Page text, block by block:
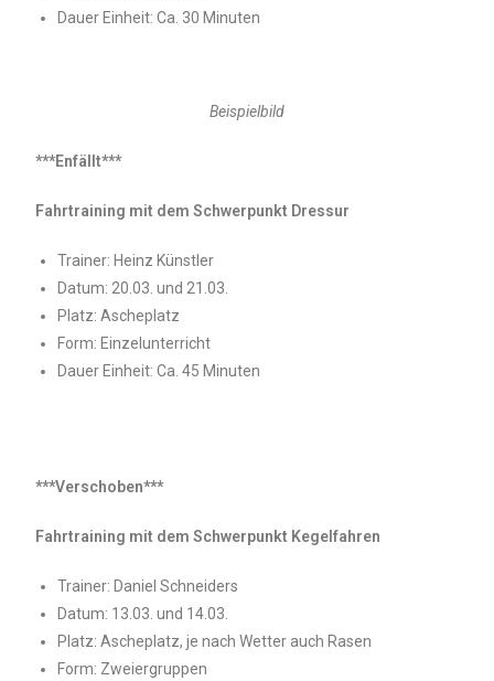
Dauer Einheit: Ca. 30 Minuten
Beispielbild
***Enfällt***
Fahrtraining mit dem Schwerpunkt Dressur
Trainer: Heinz Künstler
Datum: 20.03. und 21.03.
Platz: Ascheplatz
Form: Einzelunterricht
Dauer Einheit: Ca. 45 Minuten
***Verschoben***
Fahrtraining mit dem Schwerpunkt Kegelfahren
Trainer: Daniel Schneiders
Datum: 13.03. und 14.03.
Platz: Ascheplatz, je nach Wetter auch Rasen
Form: Zweiergruppen